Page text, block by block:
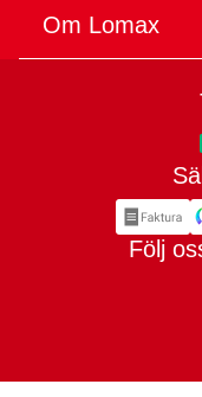
Om Lomax
Följ